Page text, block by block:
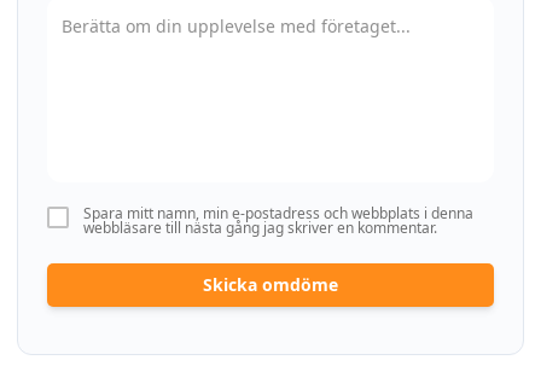
Spara mitt namn, min e-postadress och webbplats i denna
webbläsare till nästa gång jag skriver en kommentar.
Skicka omdöme